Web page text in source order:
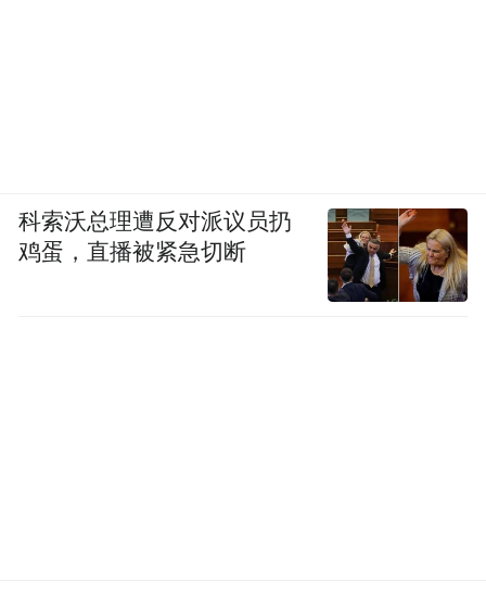
科索沃总理遭反对派议员扔
鸡蛋，直播被紧急切断